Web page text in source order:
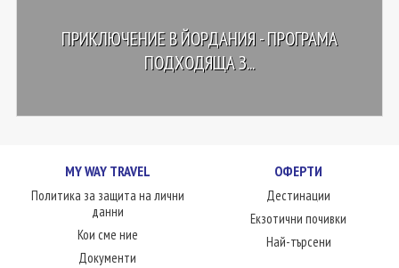
ЛЮБОПИТНО
КОНТАКТИ
ПРИКЛЮЧЕНИЕ В ЙОРДАНИЯ - ПРОГРАМА
ПОДХОДЯЩА З...
MY WAY TRAVEL
Политика за защита на лични
данни
Кои сме ние
Документи
ОФЕРТИ
Дестинации
Екзотични почивки
Най-търсени